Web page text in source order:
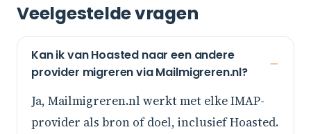
Veelgestelde vragen
Kan ik van Hoasted naar een andere
provider migreren via Mailmigreren.nl?
Ja, Mailmigreren.nl werkt met elke IMAP-
provider als bron of doel, inclusief Hoasted.